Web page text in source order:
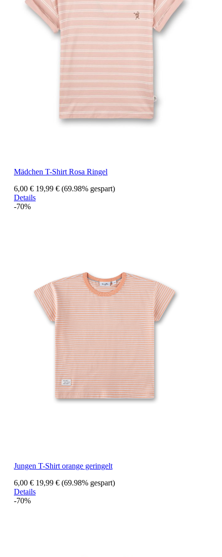
Mädchen T-Shirt Rosa Ringel
6,00 € 19,99 € (69.98% gespart)
Details
-70%
Jungen T-Shirt orange geringelt
6,00 € 19,99 € (69.98% gespart)
Details
-70%